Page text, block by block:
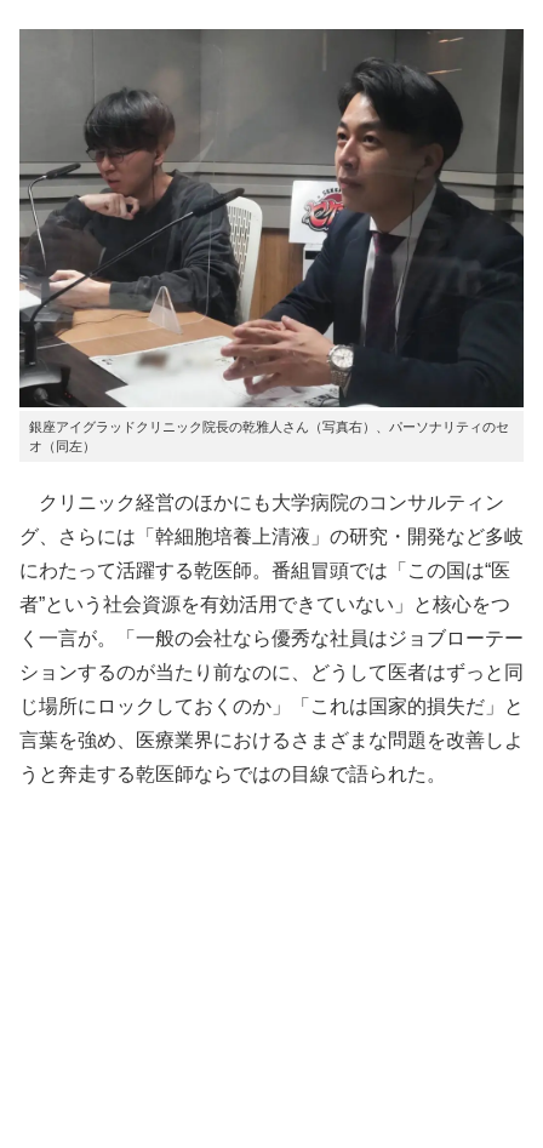
銀座アイグラッドクリニック院長の乾雅人さん（写真右）、パーソナリティのセ
オ（同左）
クリニック経営のほかにも大学病院のコンサルティン
グ、さらには「幹細胞培養上清液」の研究・開発など多岐
にわたって活躍する乾医師。番組冒頭では「この国は“医
者”という社会資源を有効活用できていない」と核心をつ
く一言が。「一般の会社なら優秀な社員はジョブローテー
ションするのが当たり前なのに、どうして医者はずっと同
じ場所にロックしておくのか」「これは国家的損失だ」と
言葉を強め、医療業界におけるさまざまな問題を改善しよ
うと奔走する乾医師ならではの目線で語られた。